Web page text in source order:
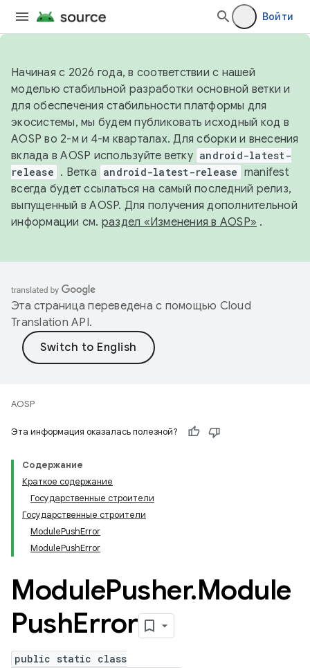
Войти
Начиная с 2026 года, в соответствии с нашей
моделью стабильной разработки основной ветки и
для обеспечения стабильности платформы для
экосистемы, мы будем публиковать исходный код в
AOSP во 2-м и 4-м кварталах. Для сборки и внесения
вклада в AOSP используйте ветку android-latest-
release . Ветка android-latest-release manifest
всегда будет ссылаться на самый последний релиз,
выпущенный в AOSP. Для получения дополнительной
информации см. раздел «Изменения в AOSP» .
Эта страница переведена с помощью Cloud
Translation API.
AOSP
Эта информация оказалась полезной?
Содержание
Краткое содержание
Государственные строители
Государственные строители
ModulePushError
ModulePushError
ModulePusher.Module
PushError
public static class